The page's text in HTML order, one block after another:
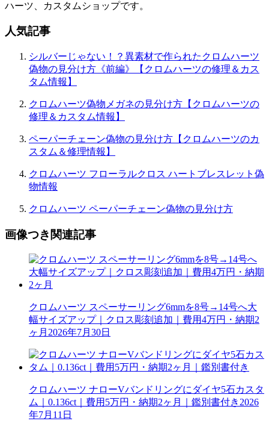
ン
ハーツ、カスタムショップです。
人気記事
シルバーじゃない！？異素材で作られたクロムハーツ
偽物の見分け方《前編》【クロムハーツの修理＆カス
タム情報】
クロムハーツ偽物メガネの見分け方【クロムハーツの
修理＆カスタム情報】
ペーパーチェーン偽物の見分け方【クロムハーツのカ
スタム＆修理情報】
クロムハーツ フローラルクロス ハートブレスレット偽
物情報
クロムハーツ ペーパーチェーン偽物の見分け方
画像つき関連記事
クロムハーツ スペーサーリング6mmを8号→14号へ大
幅サイズアップ｜クロス彫刻追加｜費用4万円・納期2
ヶ月 2026年7月30日
クロムハーツ ナローVバンドリングにダイヤ5石カスタ
ム｜0.136ct｜費用5万円・納期2ヶ月｜鑑別書付き 2026
年7月11日